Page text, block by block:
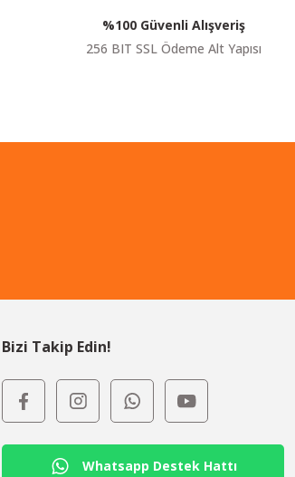
%100 Güvenli Alışveriş
256 BIT SSL Ödeme Alt Yapısı
Bizi Takip Edin!
Whatsapp Destek Hattı